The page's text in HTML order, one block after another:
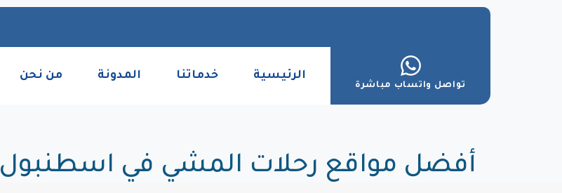
تواصل واتساب مباشرة
الرئيسية خدماتنا المدونة من نحن
أفضل مواقع رحلات المشي في اسطنبول